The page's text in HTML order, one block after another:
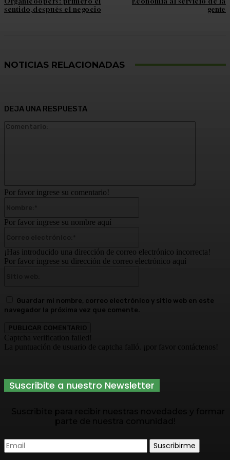
sentido,después el negocio
gente
NOTICIAS RELACIONADAS
DEJA UNA RESPUESTA
Por favor ingrese su comentario!
Por favor ingrese su nombre aquí
¡Has introducido una dirección de correo electrónico incorrecta!
Por favor ingrese su dirección de correo electrónico aquí
Guardar mi nombre, correo electrónico y sitio web en este
navegador la próxima vez que comente.
Captcha verification failed!
La puntuación de usuario de captcha falló. ¡por favor contáctenos!
Suscribite a nuestro Newsletter